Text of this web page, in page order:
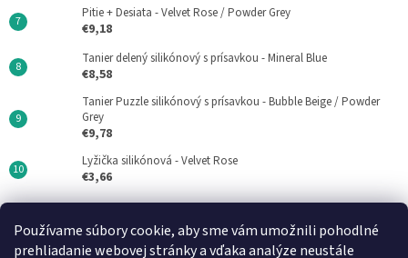
Používame súbory cookie, aby sme vám umožnili pohodlné
prehliadanie webovej stránky a vďaka analýze neustále
Pitie + Desiata - Velvet Rose / Powder Grey
€9,18
Tanier delený silikónový s prísavkou - Mineral Blue
€8,58
Tanier Puzzle silikónový s prísavkou - Bubble Beige / Powder
Grey
€9,78
Lyžička silikónová - Velvet Rose
€3,66
Minikoioi CZ DN FORMED Brno s.r.o Medela SK